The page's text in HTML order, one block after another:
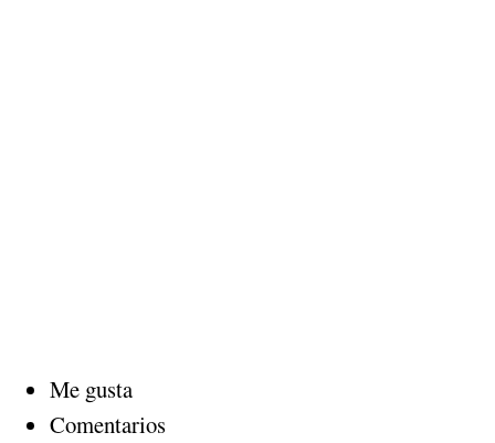
Me gusta
Comentarios